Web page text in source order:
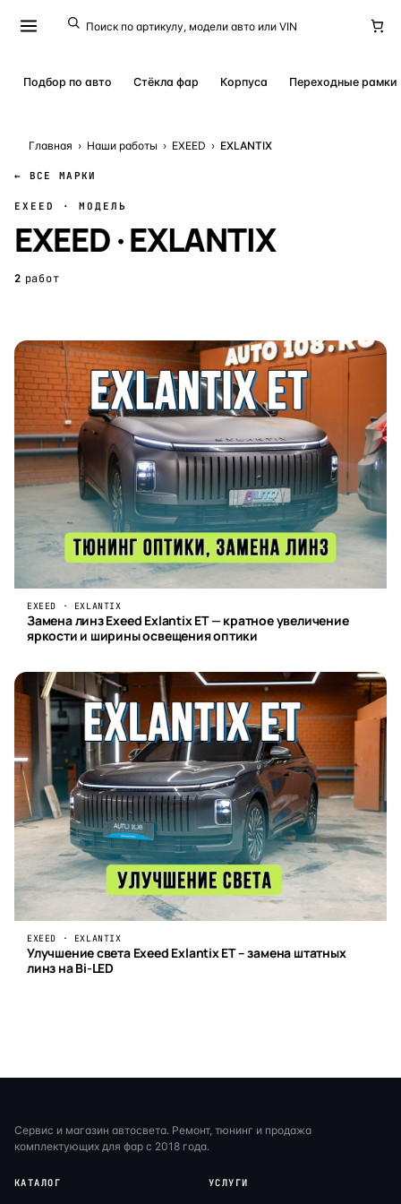
Подбор по авто Стёкла фар Корпуса Переходные рамки
Главная › Наши работы › EXEED › EXLANTIX
← ВСЕ МАРКИ
EXEED · МОДЕЛЬ
EXEED · EXLANTIX
2 работ
EXEED · EXLANTIX
Замена линз Exeed Exlantix ET — кратное увеличение
яркости и ширины освещения оптики
EXEED · EXLANTIX
Улучшение света Exeed Exlantix ET – замена штатных
линз на Bi-LED
Сервис и магазин автосвета. Ремонт, тюнинг и продажа
комплектующих для фар с 2018 года.
КАТАЛОГ УСЛУГИ